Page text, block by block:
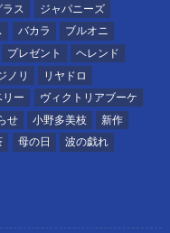
ラス
ジャパニーズ
バカラ
ブルオニ
プレゼント
ヘレンド
ノリ
リヤドロ
ー
ヴィクトリアブーケ
せ 小野多美枝
新作
母の日
波の戯れ